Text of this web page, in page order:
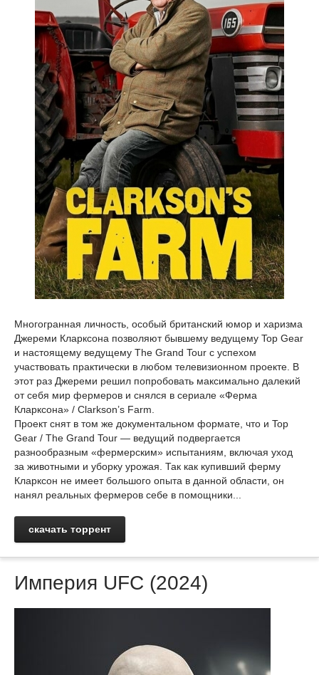
Многогранная личность, особый британский юмор и харизма
Джереми Кларксона позволяют бывшему ведущему Top Gear
и настоящему ведущему The Grand Tour с успехом
участвовать практически в любом телевизионном проекте. В
этот раз Джереми решил попробовать максимально далекий
от себя мир фермеров и снялся в сериале «Ферма
Кларксона» / Clarkson’s Farm.
Проект снят в том же документальном формате, что и Top
Gear / The Grand Tour — ведущий подвергается
разнообразным «фермерским» испытаниям, включая уход
за животными и уборку урожая. Так как купивший ферму
Кларксон не имеет большого опыта в данной области, он
нанял реальных фермеров себе в помощники...
скачать торрент
Империя UFC (2024)